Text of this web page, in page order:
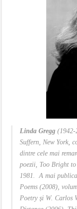
Linda Gregg (1942-
Suffern, New York,
dintre cele mai
poezii, Too Bright
1981. A mai
Poems (2008),
Poetry și W. Carlos